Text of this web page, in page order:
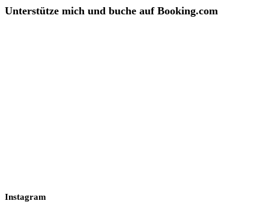
Unterstütze mich und buche auf Booking.com
Instagram